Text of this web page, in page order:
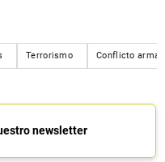
Terrorismo Conflicto
newsletter